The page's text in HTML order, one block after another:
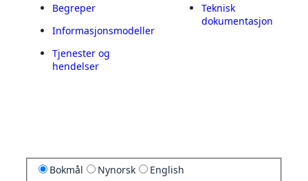
Begreper
Informasjonsmodeller
Tjenester og
hendelser
Teknisk
dokumentasjon
Bokmål Nynorsk English